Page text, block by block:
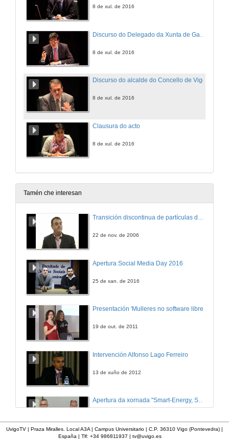
8 de xul. de 2016
8 de xul. de 2016
Discurso do alcalde do Concello de Vigo
8 de xul. de 2016
Clausura do acto
8 de xul. de 2016
Tamén che interesan
Transición discontinua de partículas de microgel termosensible
22 de nov. de 2006
Apertura Social Media Day 2016
25 de xan. de 2016
Presentación 'Mulleres no software libre'
19 de out. de 2011
Intervención Alfonso Lago Ferreiro
13 de xuño de 2012
Apertura da xornada "Smart-Energy, Smart-City"
UvigoTV | Praza Miralles. Local A3A | Campus Universitario | C.P. 36310 Vigo (Pontevedra) |
España | Tlf: +34 986811937 | tv@uvigo.es